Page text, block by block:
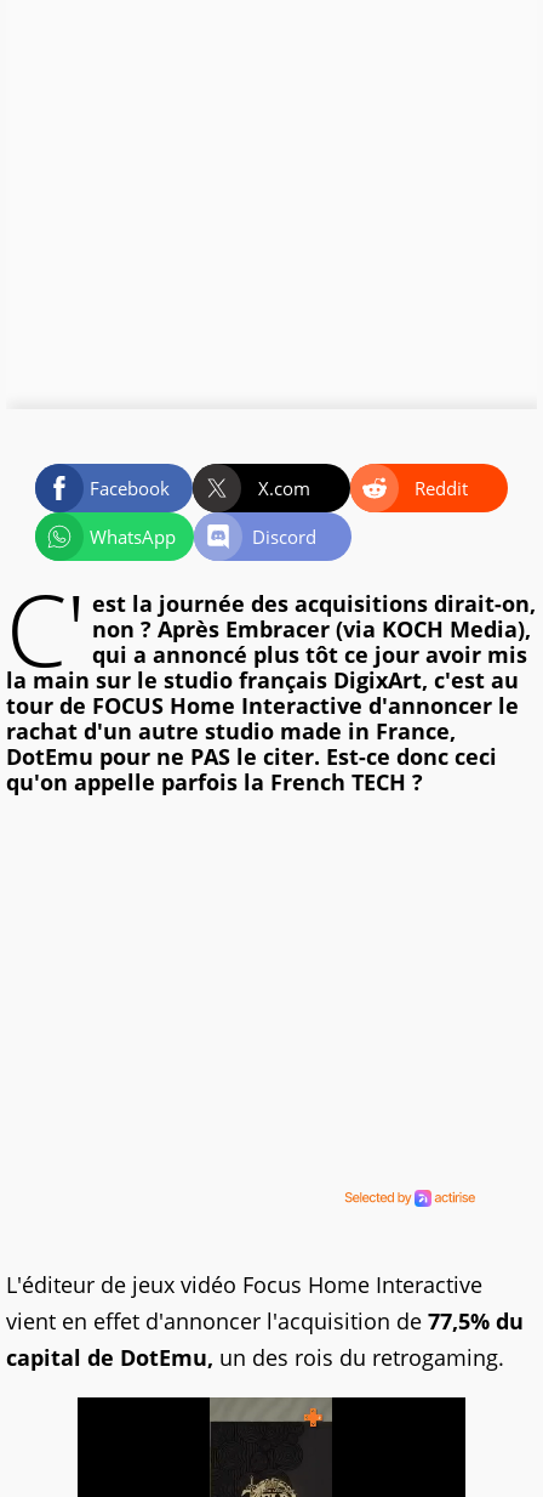
Facebook X.com
Reddit
WhatsApp
Discord
C' est la journée des acquisitions dirait-on,
non ? Après Embracer (via KOCH Media),
qui a annoncé plus tôt ce jour avoir mis
la main sur le studio français DigixArt, c'est au
tour de FOCUS Home Interactive d'annoncer le
rachat d'un autre studio made in France,
DotEmu pour ne PAS le citer. Est-ce donc ceci
qu'on appelle parfois la French TECH ?
L'éditeur de jeux vidéo Focus Home Interactive
vient en effet d'annoncer l'acquisition de 77,5% du
capital de DotEmu, un des rois du retrogaming.